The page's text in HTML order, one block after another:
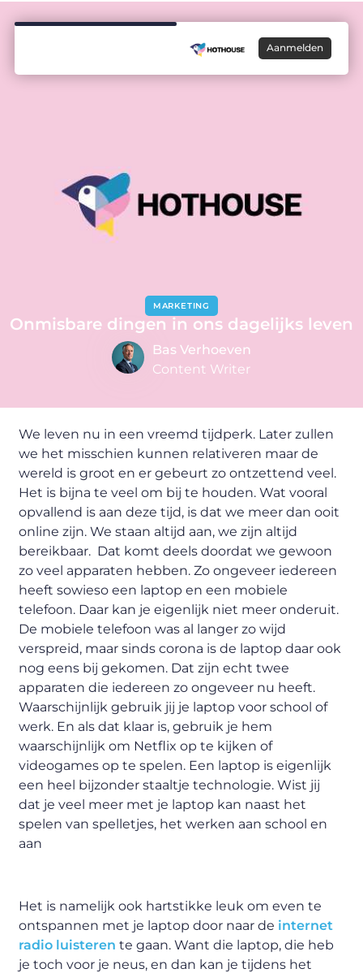
Aanmelden
MARKETING
Onmisbare dingen in ons dagelijks leven
Bas Verhoeven
Content Writer
We leven nu in een vreemd tijdperk. Later zullen
we het misschien kunnen relativeren maar de
wereld is groot en er gebeurt zo ontzettend veel.
Het is bijna te veel om bij te houden. Wat vooral
opvallend is aan deze tijd, is dat we meer dan ooit
online zijn. We staan altijd aan, we zijn altijd
bereikbaar. Dat komt deels doordat we gewoon
zo veel apparaten hebben. Zo ongeveer iedereen
heeft sowieso een laptop en een mobiele
telefoon. Daar kan je eigenlijk niet meer onderuit.
De mobiele telefoon was al langer zo wijd
verspreid, maar sinds corona is de laptop daar ook
nog eens bij gekomen. Dat zijn echt twee
apparaten die iedereen zo ongeveer nu heeft.
Waarschijnlijk gebruik jij je laptop voor school of
werk. En als dat klaar is, gebruik je hem
waarschijnlijk om Netflix op te kijken of
videogames op te spelen. Een laptop is eigenlijk
een heel bijzonder staaltje technologie. Wist jij
dat je veel meer met je laptop kan naast het
spelen van spelletjes, het werken aan school en
aan
Het is namelijk ook hartstikke leuk om even te
ontspannen met je laptop door naar de internet
radio luisteren te gaan. Want die laptop, die heb
je toch voor je neus, en dan kan je tijdens het